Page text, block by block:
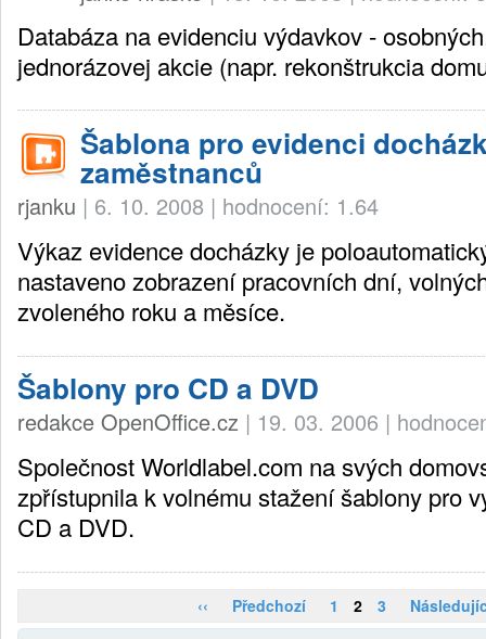
Databáza na evidenciu výdavkov -
jednorázovej akcie (napr. rekonštrukcia
Šablona pro evidenci
zaměstnanců
rjanku | 6. 10. 2008 | hodnocení: 1.64
Výkaz evidence docházky je
nastaveno zobrazení pracovních dní,
zvoleného roku a měsíce.
Šablony pro CD a DVD
redakce OpenOffice.cz | 19. 03. 2006 |
Společnost Worldlabel.com na svých
zpřístupnila k volnému stažení šablony pro
CD a DVD.
‹‹ Předchozí 1 2 3